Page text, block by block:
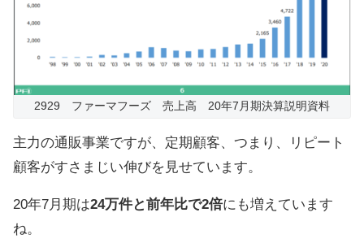
2929 ファーマフーズ 売上高 20年7月期決算説明資料
主力の通販事業ですが、定期顧客、つまり、リピート
顧客がすさまじい伸びを見せています。
20年7月期は24万件と前年比で2倍にも増えています
ね。